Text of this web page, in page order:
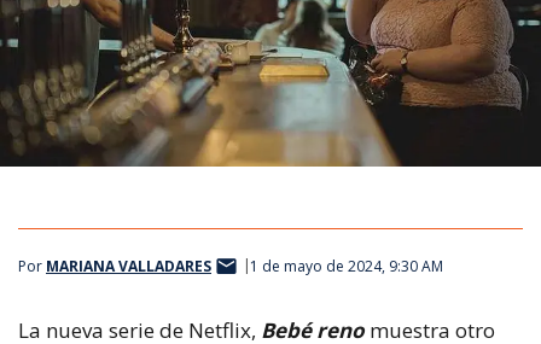
Por MARIANA VALLADARES 1 de mayo de 2024, 9:30 AM
La nueva serie de Netflix, Bebé reno muestra otro